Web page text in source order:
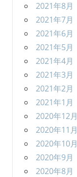
2021年8月
2021年7月
2021年6月
2021年5月
2021年4月
2021年3月
2021年2月
2021年1月
2020年12月
2020年11月
2020年10月
2020年9月
2020年8月